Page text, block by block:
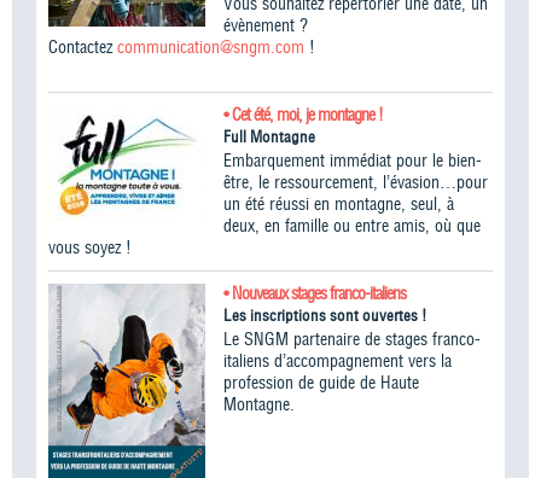
évènement ?
Contactezcommunication@sngm.com !
• Cet été, moi, je montagne !
Full Montagne
Embarquement immédiat pour le bien-
être, le ressourcement, l’évasion…pour
un été réussi en montagne, seul, à
deux, en famille ou entre amis, où que
vous soyez !
• Nouveaux stages franco-italiens
Les inscriptions sont ouvertes !
Le SNGM partenaire de stages franco-
italiens d’accompagnement vers la
profession de guide de Haute
Montagne.